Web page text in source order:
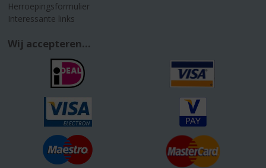
Herroepingsformulier
Interessante links
Wij accepteren...